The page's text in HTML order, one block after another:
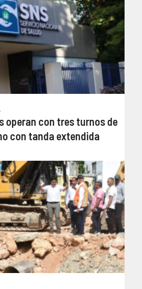
operan con tres turnos de
con tanda extendida